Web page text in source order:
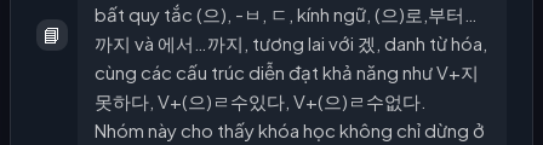
📘
bất quy tắc (으), -ㅂ, ㄷ, kính ngữ, (으)로,부터…
까지 và 에서…까지, tương lai với 겠, danh từ hóa,
cùng các cấu trúc diễn đạt khả năng như V+지
못하다, V+(으)ㄹ수있다, V+(으)ㄹ수없다.
Nhóm này cho thấy khóa học không chỉ dừng ở